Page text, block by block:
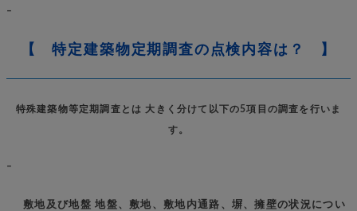
–
【 特定建築物定期調査の点検内容は？ 】
特殊建築物等定期調査とは 大きく分けて以下の5項目の調査を行いま
す。
–
敷地及び地盤 地盤、敷地、敷地内通路、塀、擁壁の状況につい